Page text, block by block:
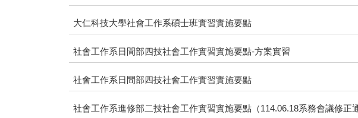
大仁科技大學社會工作系碩士班實習實施要點
社會工作系日間部四技社會工作實習實施要點-方案實習
社會工作系日間部四技社會工作實習實施要點
社會工作系進修部二技社會工作實習實施要點（114.06.18系務會議修正